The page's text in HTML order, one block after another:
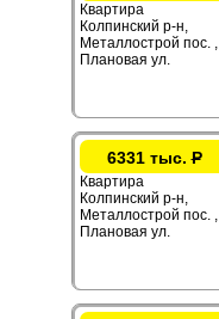
Квартира
Колпинский р-н,
Металлострой пос. ,
Плановая ул.
6331 тыс.Р
Квартира
Колпинский р-н,
Металлострой пос. ,
Плановая ул.